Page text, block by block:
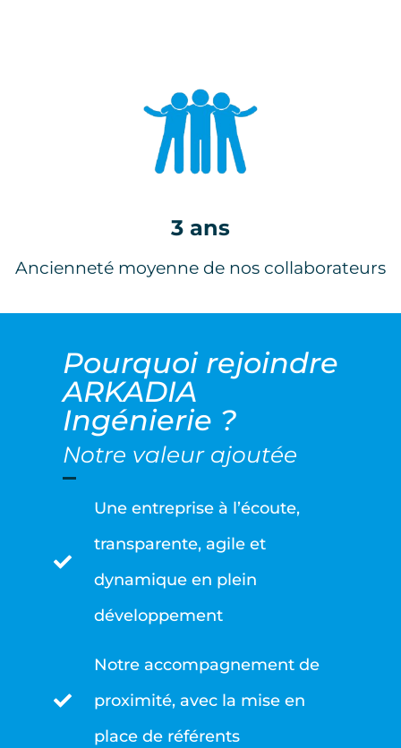
3 ans
Ancienneté moyenne de nos collaborateurs
Pourquoi rejoindre
ARKADIA
Ingénierie ?
Notre valeur ajoutée
Une entreprise à l’écoute,
transparente, agile et
dynamique en plein
développement
Notre accompagnement de
proximité, avec la mise en
place de référents